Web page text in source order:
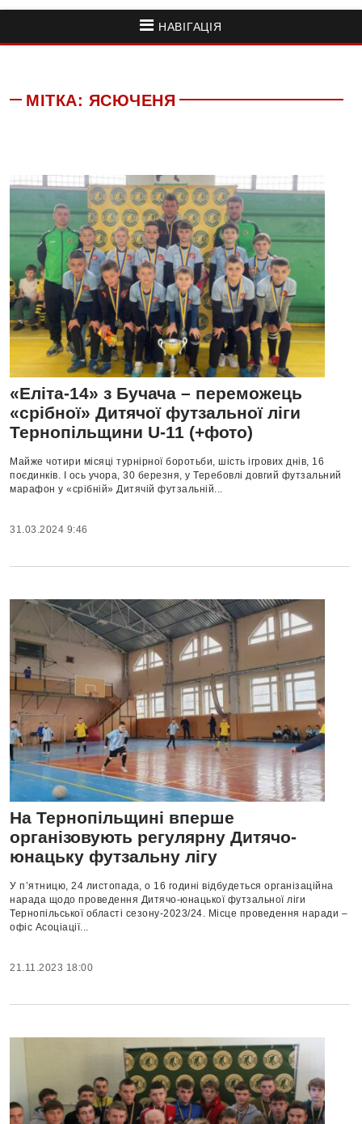
НАВІГАЦІЯ
МІТКА: ЯСЮЧЕНЯ
«Еліта-14» з Бучача – переможець
«срібної» Дитячої футзальної ліги
Тернопільщини U-11 (+фото)
Майже чотири місяці турнірної боротьби, шість ігрових днів, 16
поєдинків. І ось учора, 30 березня, у Теребовлі довгий футзальний
марафон у «срібній» Дитячій футзальній...
31.03.2024 9:46
На Тернопільщині вперше
організовують регулярну Дитячо-
юнацьку футзальну лігу
У п’ятницю, 24 листопада, о 16 годині відбудеться організаційна
нарада щодо проведення Дитячо-юнацької футзальної ліги
Тернопільської області сезону-2023/24. Місце проведення наради –
офіс Асоціації...
21.11.2023 18:00